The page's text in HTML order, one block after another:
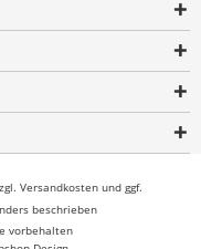
Versandkosten und ggf.
beschrieben
vorbehalten